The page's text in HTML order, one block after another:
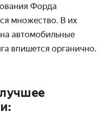
Форда
множество. В их
автомобильные
впишется органично.